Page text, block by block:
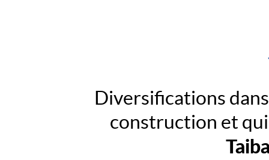
Diversifications
construction et